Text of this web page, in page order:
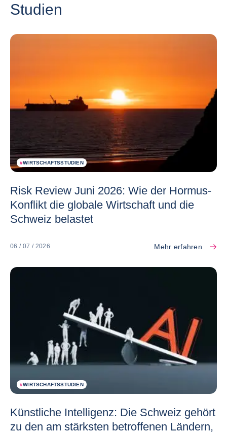
Studien
#WIRTSCHAFTSSTUDIEN
Risk Review Juni 2026: Wie der Hormus-
Konflikt die globale Wirtschaft und die
Schweiz belastet
06 / 07 / 2026 Mehr erfahren
#WIRTSCHAFTSSTUDIEN
Künstliche Intelligenz: Die Schweiz gehört
zu den am stärksten betroffenen Ländern,